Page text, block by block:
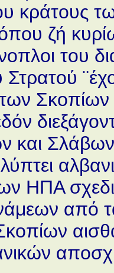
κράτους
όπου ζή
του
και
ΗΠΑ
από